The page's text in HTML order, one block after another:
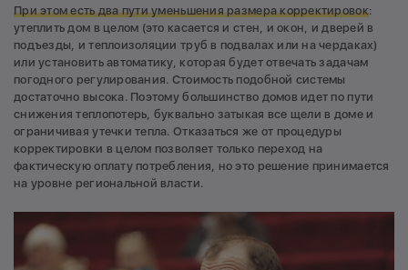
При этом есть два пути уменьшения размера корректировок:
утеплить дом в целом (это касается и стен, и окон, и дверей в
подъезды, и теплоизоляции труб в подвалах или на чердаках)
или установить автоматику, которая будет отвечать задачам
погодного регулирования. Стоимость подобной системы
достаточно высока. Поэтому большинство домов идет по пути
снижения теплопотерь, буквально затыкая все щели в доме и
ограничивая утечки тепла. Отказаться же от процедуры
корректировки в целом позволяет только переход на
фактическую оплату потребления, но это решение принимается
на уровне региональной власти.